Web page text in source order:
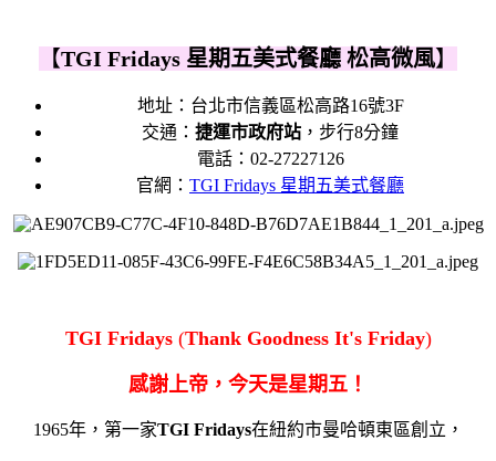
【TGI Fridays 星期五美式餐廳 松高微風】
地址：台北市信義區松高路16號3F
交通： 捷運市政府站 ，步行8分鐘
電話：02-27227126
官網： TGI Fridays 星期五美式餐廳
TGI Fridays(Thank Goodness It's Friday)
感謝上帝，今天是星期五！
1965年，第一家TGI Fridays在紐約市曼哈頓東區創立，